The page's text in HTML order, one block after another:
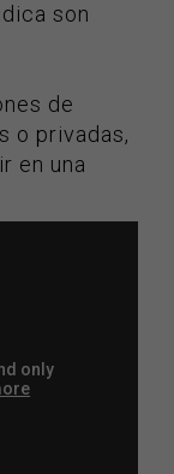
son
de
o privadas,
en una